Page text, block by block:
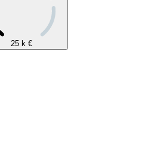
25 k €